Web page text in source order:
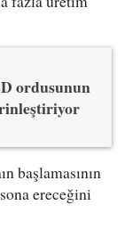
ordusunun
başlamasının
ereceğini